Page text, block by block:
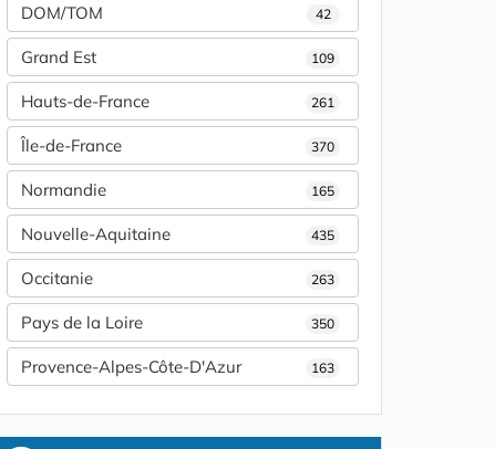
DOM/TOM 42
Grand Est 109
Hauts-de-France 261
Île-de-France 370
Normandie 165
Nouvelle-Aquitaine 435
Occitanie 263
Pays de la Loire 350
Provence-Alpes-Côte-D'Azur 163